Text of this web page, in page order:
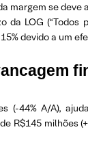
margem se
LOG
devido a um
(-44% A/A),
R$145 milhões